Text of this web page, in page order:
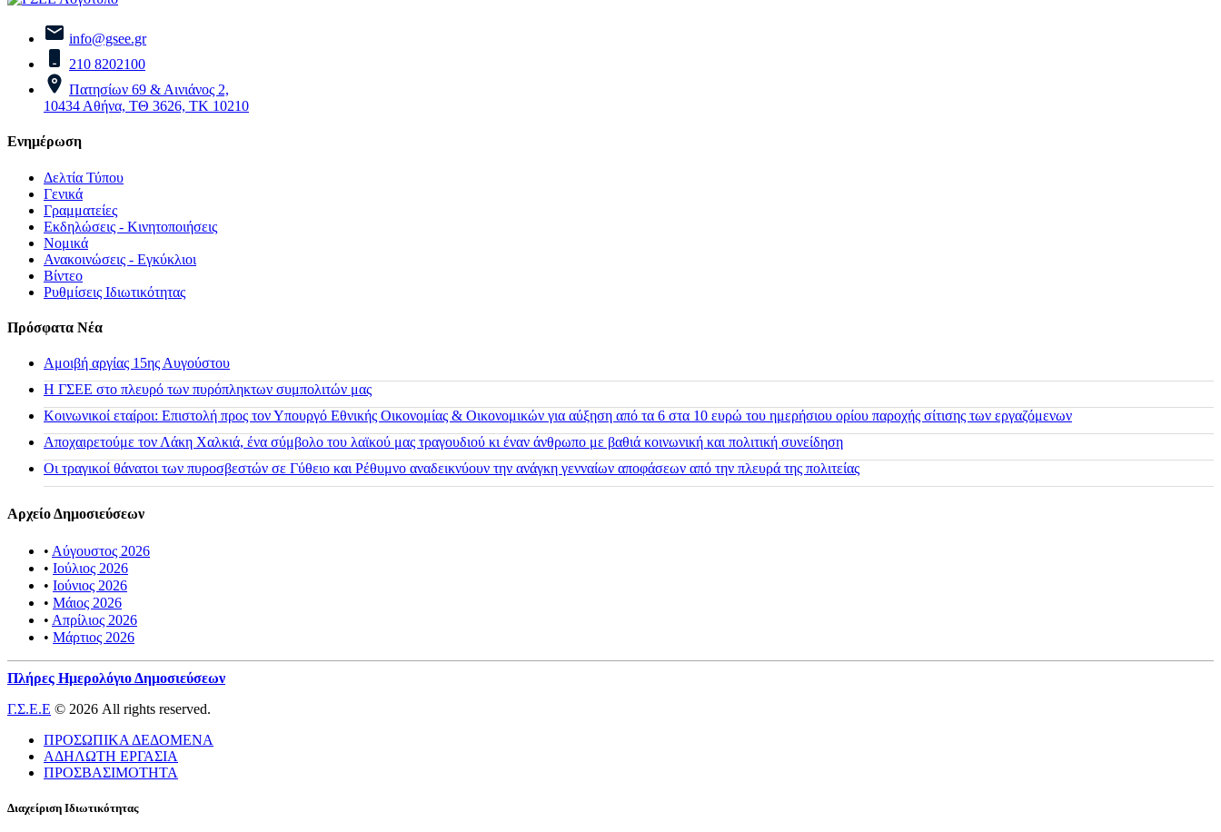
info@gsee.gr
210 8202100
Πατησίων 69 & Αινιάνος 2,
10434 Αθήνα, ΤΘ 3626, ΤΚ 10210
Ενημέρωση
Δελτία Τύπου
Γενικά
Γραμματείες
Εκδηλώσεις - Κινητοποιήσεις
Νομικά
Ανακοινώσεις - Εγκύκλιοι
Βίντεο
Ρυθμίσεις Ιδιωτικότητας
Πρόσφατα Νέα
Αμοιβή αργίας 15ης Αυγούστου
H ΓΣΕΕ στο πλευρό των πυρόπληκτων συμπολιτών μας
Κοινωνικοί εταίροι: Επιστολή προς τον Υπουργό Εθνικής Οικονομίας & Οικονομικών για αύξηση από τα 6 στα 10 ευρώ του ημερήσιου ορίου παροχής σίτισης των εργαζόμενων
Αποχαιρετούμε τον Λάκη Χαλκιά, ένα σύμβολο του λαϊκού μας τραγουδιού κι έναν άνθρωπο με βαθιά κοινωνική και πολιτική συνείδηση
Οι τραγικοί θάνατοι των πυροσβεστών σε Γύθειο και Ρέθυμνο αναδεικνύουν την ανάγκη γενναίων αποφάσεων από την πλευρά της πολιτείας
Αρχείο Δημοσιεύσεων
• Αύγουστος 2026
• Ιούλιος 2026
• Ιούνιος 2026
• Μάιος 2026
• Απρίλιος 2026
• Μάρτιος 2026
Πλήρες Ημερολόγιο Δημοσιεύσεων
Γ.Σ.Ε.Ε © 2026 All rights reserved.
ΠΡΟΣΩΠΙΚΑ ΔΕΔΟΜΕΝΑ
ΑΔΗΛΩΤΗ ΕΡΓΑΣΙΑ
ΠΡΟΣΒΑΣΙΜΟΤΗΤΑ
Διαχείριση Ιδιωτικότητας